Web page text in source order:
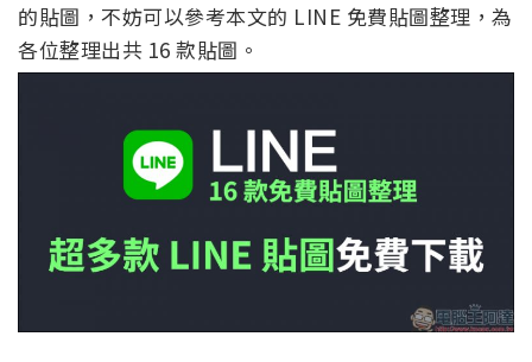
的貼圖，不妨可以參考本文的 LINE 免費貼圖整理，為
各位整理出共 16 款貼圖。